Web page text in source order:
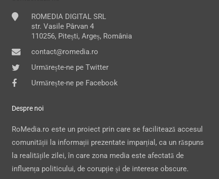
ROMEDIA DIGITAL SRL
str. Vasile Pârvan 4
110256, Pitești, Argeș, România
contact@romedia.ro
Urmărește-ne pe Twitter
Urmărește-ne pe Facebook
Despre noi
RoMedia.ro este un proiect prin care se facilitează accesul
comunității la informații prezentate imparțial, ca un răspuns
la realitățile zilei, în care zona media este afectată de
influența politicului, de corupție și de interese obscure.